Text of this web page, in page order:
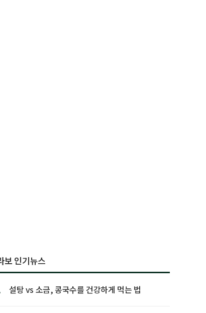
보 인기뉴스
설탕 vs 소금, 콩국수를 건강하게 먹는 법